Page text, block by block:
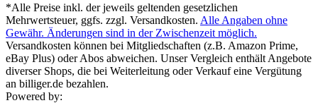
*Alle Preise inkl. der jeweils geltenden gesetzlichen
Mehrwertsteuer, ggfs. zzgl. Versandkosten. Alle Angaben ohne
Gewähr. Änderungen sind in der Zwischenzeit möglich.
Versandkosten können bei Mitgliedschaften (z.B. Amazon Prime,
eBay Plus) oder Abos abweichen. Unser Vergleich enthält Angebote
diverser Shops, die bei Weiterleitung oder Verkauf eine Vergütung
an billiger.de bezahlen.
Powered by: